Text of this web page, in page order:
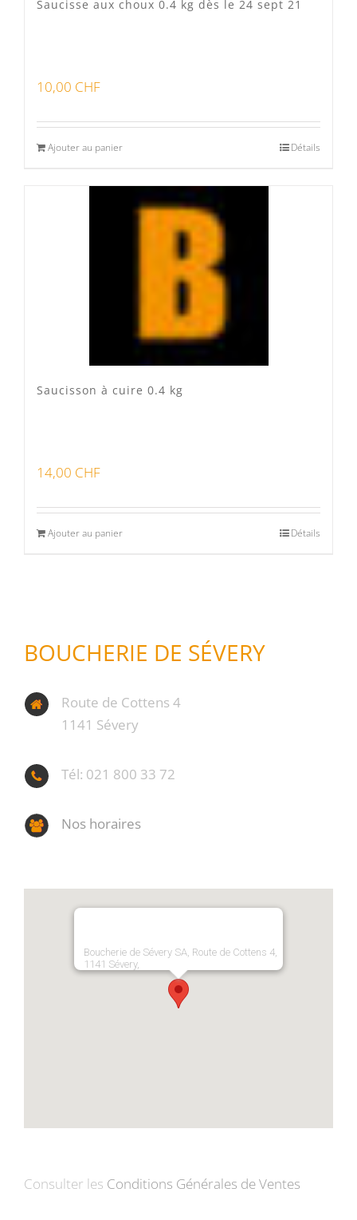
Saucisse aux choux 0.4 kg dès le 24 sept 21
10,00 CHF
Ajouter au panier Détails
Saucisson à cuire 0.4 kg
14,00 CHF
Ajouter au panier Détails
BOUCHERIE DE SÉVERY
Route de Cottens 4
1141 Sévery
Tél: 021 800 33 72
Nos horaires
Boucherie de Sévery SA, Route de Cottens 4,
1141 Sévery,
Consulter les Conditions Générales de Ventes